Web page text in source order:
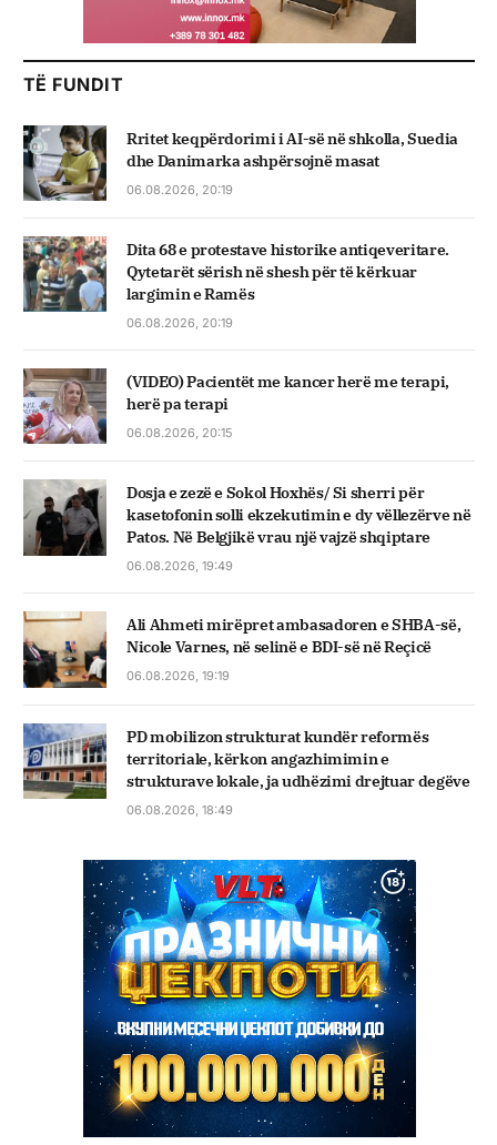
TË FUNDIT
Rritet keqpërdorimi i AI-së në shkolla, Suedia
dhe Danimarka ashpërsojnë masat
06.08.2026, 20:19
Dita 68 e protestave historike antiqeveritare.
Qytetarët sërish në shesh për të kërkuar
largimin e Ramës
06.08.2026, 20:19
(VIDEO) Pacientët me kancer herë me terapi,
herë pa terapi
06.08.2026, 20:15
Dosja e zezë e Sokol Hoxhës/ Si sherri për
kasetofonin solli ekzekutimin e dy vëllezërve në
Patos. Në Belgjikë vrau një vajzë shqiptare
06.08.2026, 19:49
Ali Ahmeti mirëpret ambasadoren e SHBA-së,
Nicole Varnes, në selinë e BDI-së në Reçicë
06.08.2026, 19:19
PD mobilizon strukturat kundër reformës
territoriale, kërkon angazhimimin e
strukturave lokale, ja udhëzimi drejtuar degëve
06.08.2026, 18:49